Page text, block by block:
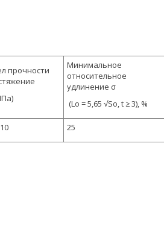
прочности
Минимальное
относительное
удлинение σ
(Lo = 5,65 √So, t ≥ 3), %
25